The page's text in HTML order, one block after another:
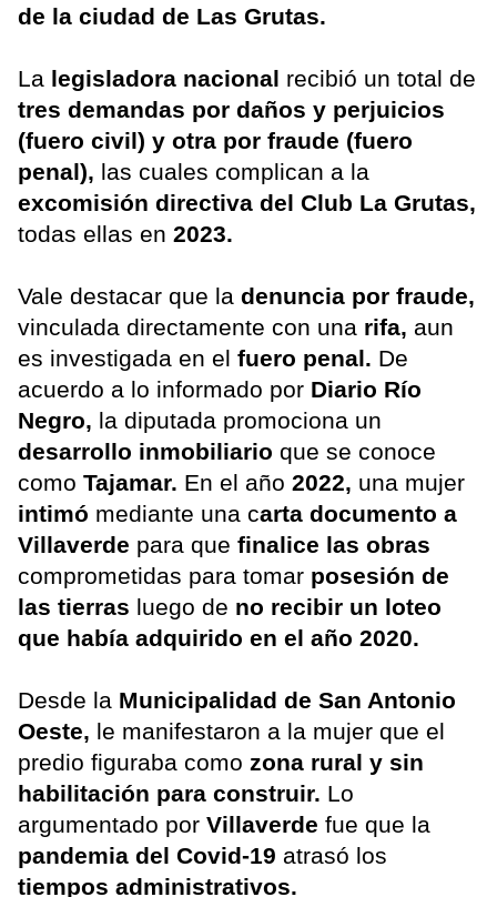
de la ciudad de Las Grutas.
La legisladora nacional recibió un total de
tres demandas por daños y perjuicios
(fuero civil) y otra por fraude (fuero
penal), las cuales complican a la
excomisión directiva del Club La Grutas,
todas ellas en 2023.
Vale destacar que la denuncia por fraude,
vinculada directamente con una rifa, aun
es investigada en el fuero penal. De
acuerdo a lo informado por Diario Río
Negro, la diputada promociona un
desarrollo inmobiliario que se conoce
como Tajamar. En el año 2022, una mujer
intimó mediante una carta documento a
Villaverde para que finalice las obras
comprometidas para tomar posesión de
las tierras luego de no recibir un loteo
que había adquirido en el año 2020.
Desde la Municipalidad de San Antonio
Oeste, le manifestaron a la mujer que el
predio figuraba como zona rural y sin
habilitación para construir. Lo
argumentado por Villaverde fue que la
pandemia del Covid-19 atrasó los
tiempos administrativos.